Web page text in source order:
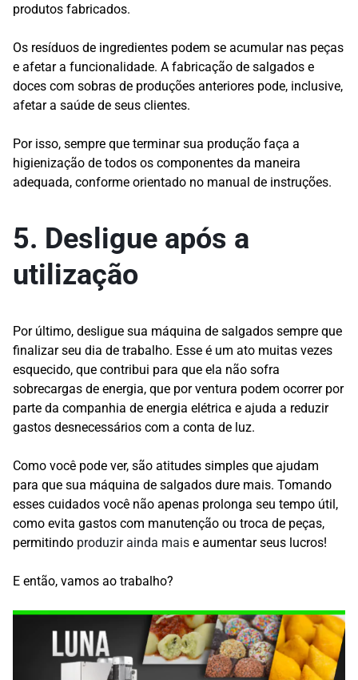
produtos fabricados.
Os resíduos de ingredientes podem se acumular nas peças
e afetar a funcionalidade. A fabricação de salgados e
doces com sobras de produções anteriores pode, inclusive,
afetar a saúde de seus clientes.
Por isso, sempre que terminar sua produção faça a
higienização de todos os componentes da maneira
adequada, conforme orientado no manual de instruções.
5. Desligue após a
utilização
Por último, desligue sua máquina de salgados sempre que
finalizar seu dia de trabalho. Esse é um ato muitas vezes
esquecido, que contribui para que ela não sofra
sobrecargas de energia, que por ventura podem ocorrer por
parte da companhia de energia elétrica e ajuda a reduzir
gastos desnecessários com a conta de luz.
Como você pode ver, são atitudes simples que ajudam
para que sua máquina de salgados dure mais. Tomando
esses cuidados você não apenas prolonga seu tempo útil,
como evita gastos com manutenção ou troca de peças,
permitindo produzir ainda mais e aumentar seus lucros!
E então, vamos ao trabalho?